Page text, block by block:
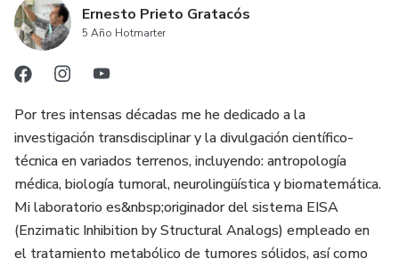
Ernesto Prieto Gratacós
5 Año Hotmarter
Por tres intensas décadas me he dedicado a la
investigación transdisciplinar y la divulgación científico-
técnica en variados terrenos, incluyendo: antropología
médica, biología tumoral, neurolingüística y biomatemática.
Mi laboratorio es&nbsp;originador del sistema EISA
(Enzimatic Inhibition by Structural Analogs) empleado en
el tratamiento metabólico de tumores sólidos, así como